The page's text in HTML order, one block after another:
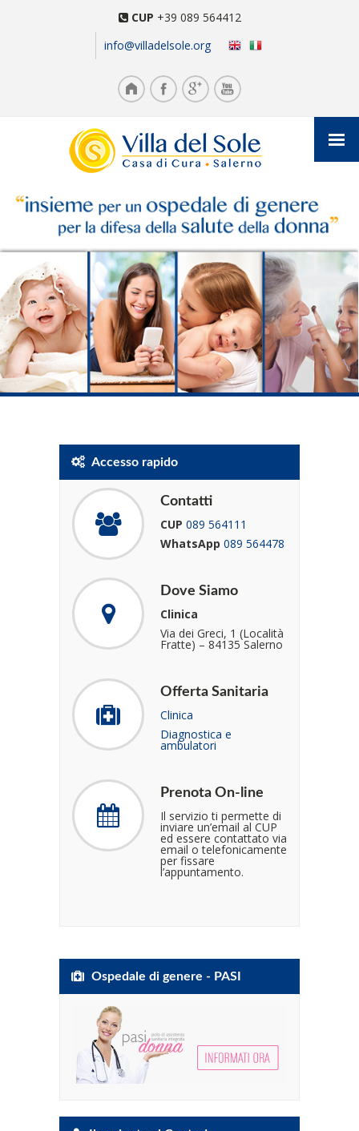
CUP +39 089 564412
info@villadelsole.org
Accesso rapido
Contatti
CUP 089 564111
WhatsApp 089 564478
Dove Siamo
Clinica
Via dei Greci, 1 (Località
Fratte) – 84135 Salerno
Offerta Sanitaria
Clinica
Diagnostica e
ambulatori
Prenota On-line
Il servizio ti permette di
inviare un’email al CUP
ed essere contattato via
email o telefonicamente
per fissare
l’appuntamento.
Ospedale di genere - PASI